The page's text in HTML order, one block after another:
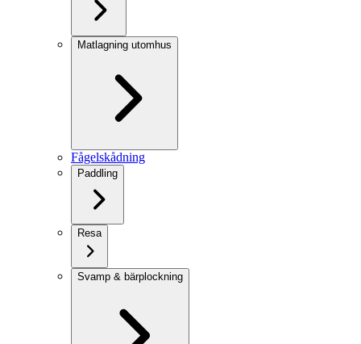
Matlagning utomhus
Fågelskådning
Paddling
Resa
Svamp & bärplockning